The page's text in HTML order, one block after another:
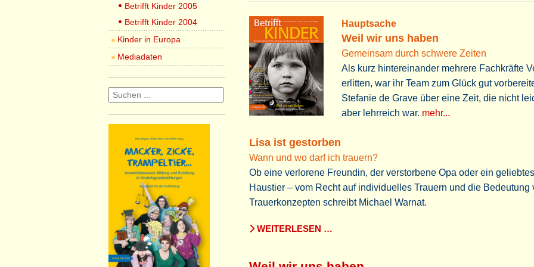
Hauptsache
Weil wir uns haben
Gemeinsam durch schwere Zeiten
Als kurz hintereinander mehrere Fachkräfte
erlitten, war ihr Team zum Glück gut
Stefanie de Grave über eine Zeit, die nicht
aber lehrreich war. mehr...
Lisa ist gestorben
Wann und wo darf ich trauern?
Ob eine verlorene Freundin, der verstorbene Opa oder ein geliebtes
Haustier – vom Recht auf individuelles Trauern und die Bedeutung
Trauerkonzepten schreibt Michael Warnat.
WEITERLESEN …
Betrifft Kinder 2005
Betrifft Kinder 2004
Kinder in Europa
Mediadaten